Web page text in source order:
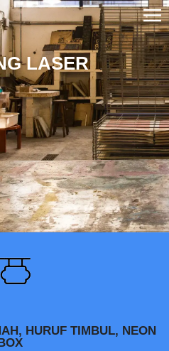
LASER
HURUF TIMBUL, NEON
BOX